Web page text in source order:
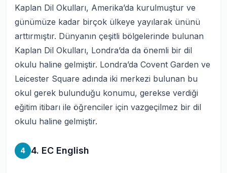
Kaplan Dil Okulları, Amerika’da kurulmuştur ve
günümüze kadar birçok ülkeye yayılarak ününü
arttırmıştır. Dünyanın çeşitli bölgelerinde bulunan
Kaplan Dil Okulları, Londra’da da önemli bir dil
okulu haline gelmiştir. Londra’da Covent Garden ve
Leicester Square adında iki merkezi bulunan bu
okul gerek bulunduğu konumu, gerekse verdiği
eğitim itibarı ile öğrenciler için vazgeçilmez bir dil
okulu haline gelmiştir.
4 4. EC English